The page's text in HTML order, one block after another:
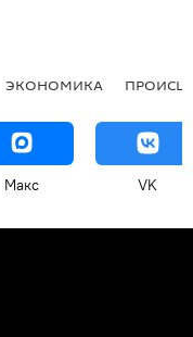
ЭКОНОМИКА
Макс VK